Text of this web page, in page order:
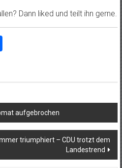
Dann liked und teilt ihn gerne.
Teilen
aufgebrochen
triumphiert – CDU trotzt dem
Landestrend